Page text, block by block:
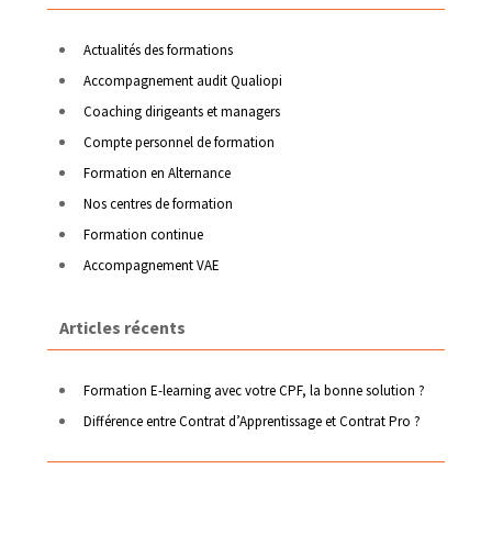
Actualités des formations
Accompagnement audit Qualiopi
Coaching dirigeants et managers
Compte personnel de formation
Formation en Alternance
Nos centres de formation
Formation continue
Accompagnement VAE
Articles récents
Formation E-learning avec votre CPF, la bonne solution ?
Différence entre Contrat d’Apprentissage et Contrat Pro ?